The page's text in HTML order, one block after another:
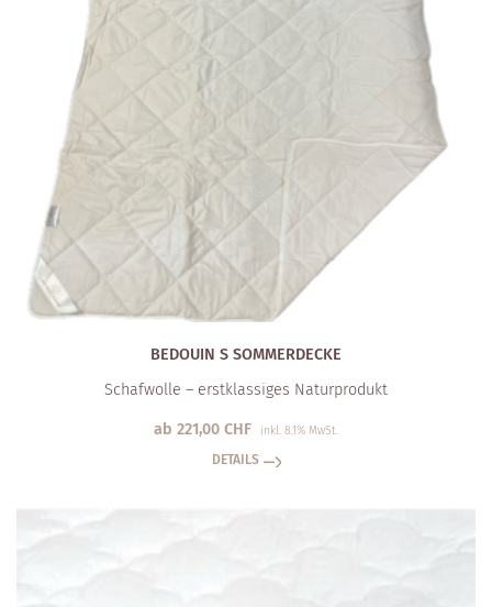
BEDOUIN S SOMMERDECKE
Schafwolle – erstklassiges Naturprodukt
ab 221,00 CHF inkl. 8.1% MwSt.
DETAILS